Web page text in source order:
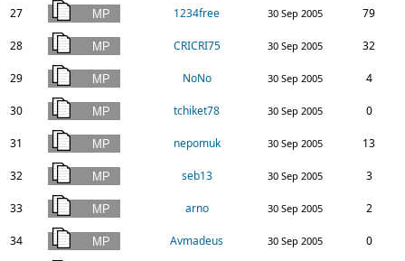
27 1234free 30 Sep 2005 79
28 CRICRI75 30 Sep 2005 32
29 NoNo 30 Sep 2005 4
30 tchiket78 30 Sep 2005 0
31 nepomuk 30 Sep 2005 13
32 seb13 30 Sep 2005 3
33 arno 30 Sep 2005 2
34 Avmadeus 30 Sep 2005 0